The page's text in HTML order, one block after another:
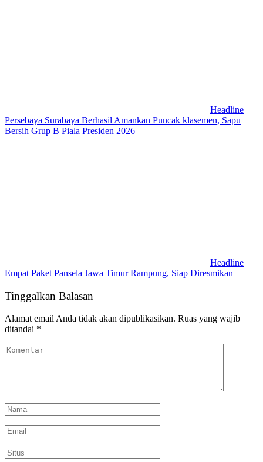
Headline
Persebaya Surabaya Berhasil Amankan Puncak klasemen, Sapu
Bersih Grup B Piala Presiden 2026
Headline
Empat Paket Pansela Jawa Timur Rampung, Siap Diresmikan
Tinggalkan Balasan
Alamat email Anda tidak akan dipublikasikan. Ruas yang wajib
ditandai *